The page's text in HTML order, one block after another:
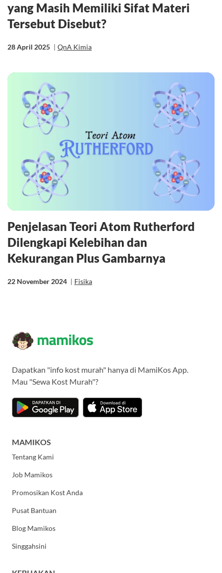
yang Masih Memiliki Sifat Materi
Tersebut Disebut?
28 April 2025 | QnA Kimia
Penjelasan Teori Atom Rutherford
Dilengkapi Kelebihan dan
Kekurangan Plus Gambarnya
22 November 2024 | Fisika
Dapatkan "info kost murah" hanya di MamiKos App.
Mau "Sewa Kost Murah"?
MAMIKOS
Tentang Kami
Job Mamikos
Promosikan Kost Anda
Pusat Bantuan
Blog Mamikos
Singgahsini